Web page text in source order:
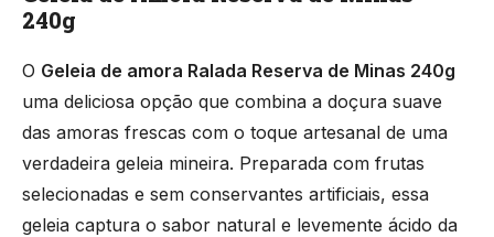
240g
O Geleia de amora Ralada Reserva de Minas 240g
uma deliciosa opção que combina a doçura suave
das amoras frescas com o toque artesanal de uma
verdadeira geleia mineira. Preparada com frutas
selecionadas e sem conservantes artificiais, essa
geleia captura o sabor natural e levemente ácido da